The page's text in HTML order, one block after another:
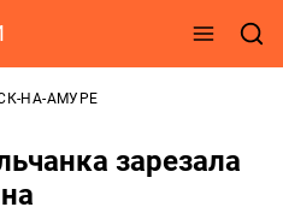
НА-АМУРЕ
зарезала